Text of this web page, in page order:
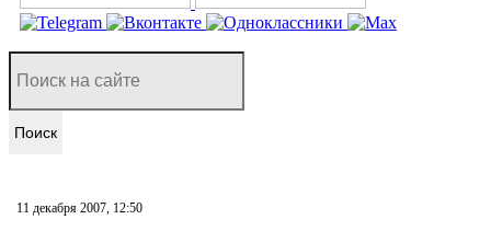
Поиск
11 декабря 2007, 12:50